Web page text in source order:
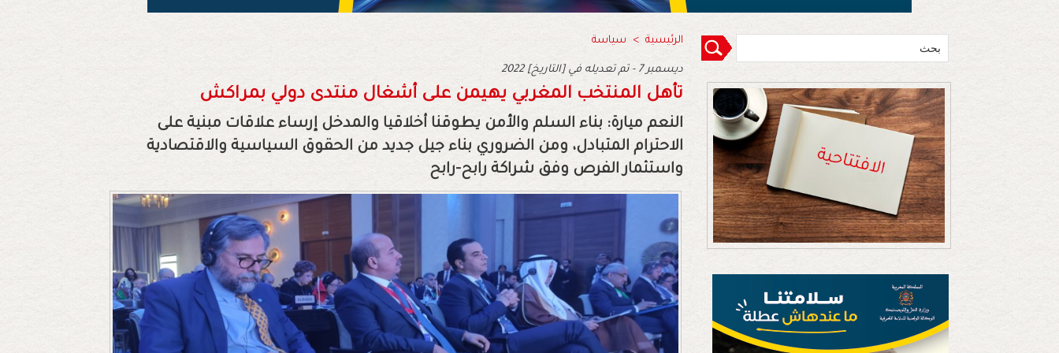
الرئيسية > سياسة
2022 ديسمبر 7 - تم تعديله في [التاريخ]
تأهل المنتخب المغربي يهيمن على أشغال منتدى دولي بمراكش
النعم ميارة: بناء السلم والأمن يطوقنا أخلاقيا والمدخل إرساء علاقات مبنية على
الاحترام المتبادل، ومن الضروري بناء جيل جديد من الحقوق السياسية والاقتصادية
واستثمار الفرص وفق شراكة رابح-رابح